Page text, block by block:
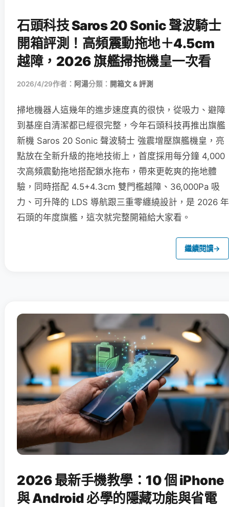
石頭科技 Saros 20 Sonic 聲波騎士
開箱評測！高頻震動拖地＋4.5cm
越障，2026 旗艦掃拖機皇一次看
2026/4/29作者： 阿湯分類： 開箱文 & 評測
掃地機器人這幾年的進步速度真的很快，從吸力、避障
到基座自清潔都已經很完整，今年石頭科技再推出旗艦
新機 Saros 20 Sonic 聲波騎士 強震增壓旗艦機皇，亮
點放在全新升級的拖地技術上，首度採用每分鐘 4,000
次高頻震動拖地搭配鎖水拖布，帶來更乾爽的拖地體
驗，同時搭配 4.5+4.3cm 雙門檻越障、36,000Pa 吸
力、可升降的 LDS 導航跟三重零纏繞設計，是 2026 年
石頭的年度旗艦，這次就完整開箱給大家看。
繼續閱讀→
2026 最新手機教學：10 個 iPhone
與 Android 必學的隱藏功能與省電